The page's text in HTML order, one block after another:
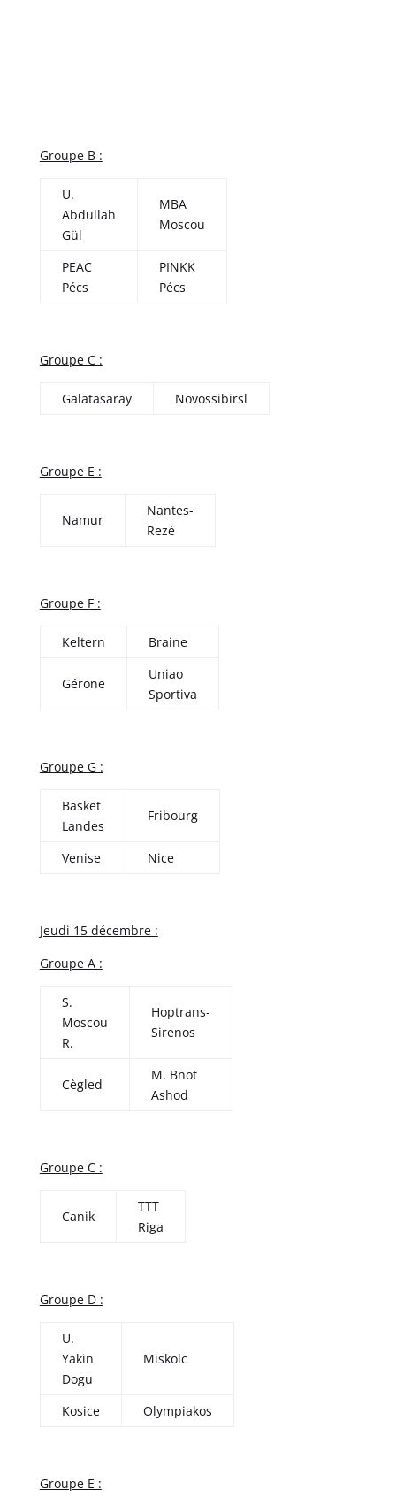
Groupe B :
U.
Abdullah
Gül
MBA
Moscou
PEAC
Pécs
PINKK
Pécs
Groupe C :
Galatasaray Novossibirsl
Groupe E :
Namur
Nantes-
Rezé
Groupe F :
Keltern Braine
Gérone
Uniao
Sportiva
Groupe G :
Basket
Landes
Fribourg
Venise Nice
Jeudi 15 décembre :
Groupe A :
S.
Moscou
R.
Hoptrans-
Sirenos
Cègled
M. Bnot
Ashod
Groupe C :
Canik
TTT
Riga
Groupe D :
U.
Yakin
Dogu
Miskolc
Kosice Olympiakos
Groupe E :